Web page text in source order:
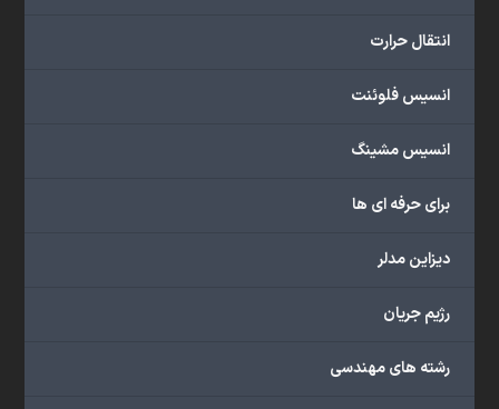
انتقال حرارت
انسیس فلوئنت
انسیس مشینگ
برای حرفه ای ها
دیزاین مدلر
رژیم جریان
رشته های مهندسی
ارائه
شما
از
مختلف
ما
محصولات
دوره‌های